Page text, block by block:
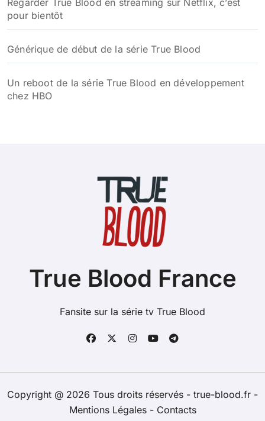
pour bientôt
Générique de début de la série True Blood
Un reboot de la série True Blood en développement
chez HBO
True Blood France
Fansite sur la série tv True Blood
Copyright @ 2026 Tous droits réservés - true-blood.fr -
Mentions Légales - Contacts